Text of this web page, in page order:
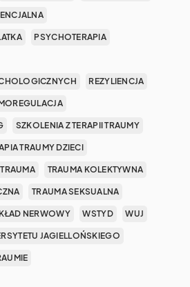
PSYCHOTERAPIA
REZYLIENCJA
SZKOLENIA Z TERAPII TRAUMY
TRAUMY DZIECI
TRAUMA TRAUMA KOLEKTYWNA
TRAUMA SEKSUALNA
NERWOWY WSTYD WUJ
JAGIELLOŃSKIEGO